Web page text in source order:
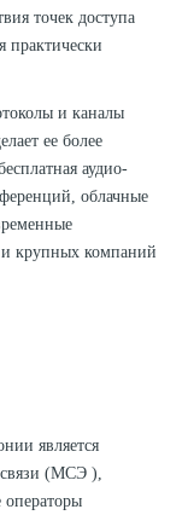
точек доступа
практически
и каналы
ее более
аудио-
облачные
и крупных компаний
является
(МСЭ ),
операторы